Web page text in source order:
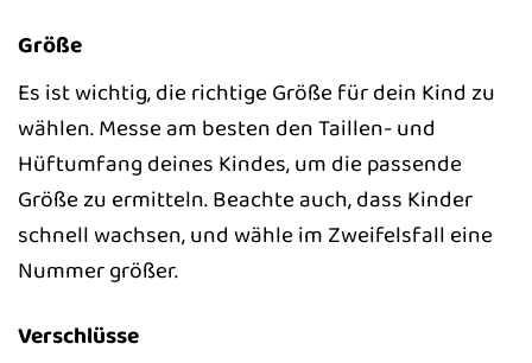
Größe
Es ist wichtig, die richtige Größe für dein Kind zu
wählen. Messe am besten den Taillen- und
Hüftumfang deines Kindes, um die passende
Größe zu ermitteln. Beachte auch, dass Kinder
schnell wachsen, und wähle im Zweifelsfall eine
Nummer größer.
Verschlüsse